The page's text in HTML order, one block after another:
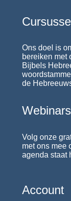
Ons doel is
bereiken met
Bijbels
de
Webinars
Volg onze
met ons mee
agenda staat
Account